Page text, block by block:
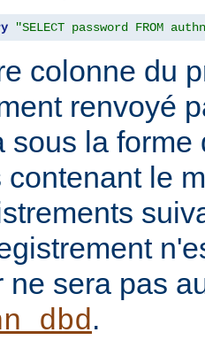
"SELECT password FROM
colonne du
renvoyé
sous la
contenant le
ne sera pas
.